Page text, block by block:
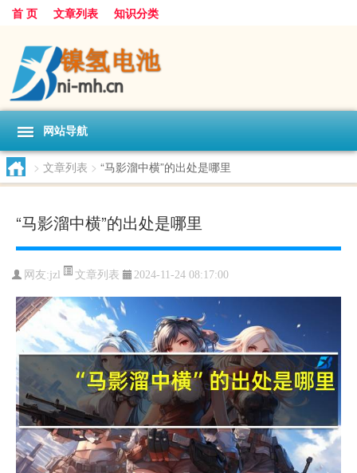
首 页 文章列表 知识分类
网站导航
> 文章列表 > “马影溜中横”的出处是哪里
“马影溜中横”的出处是哪里
网友:jzl 文章列表 2024-11-24 08:17:00